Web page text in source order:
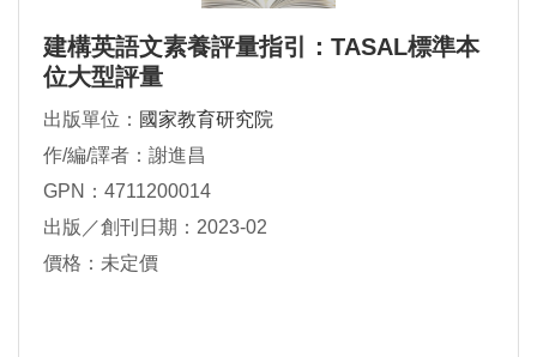
建構英語文素養評量指引：TASAL標準本
位大型評量
出版單位： 國家教育研究院
作/編/譯者：謝進昌
GPN：4711200014
出版／創刊日期：2023-02
價格：未定價